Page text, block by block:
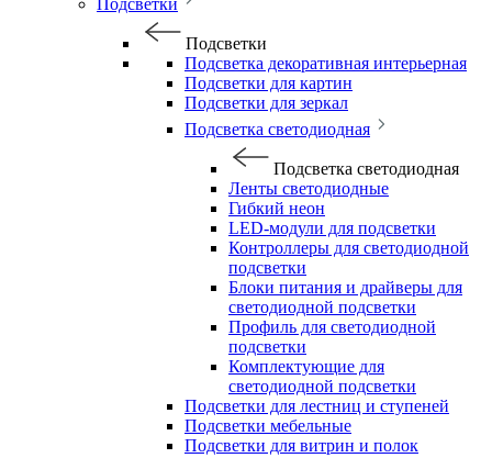
Подсветки
Подсветки
Подсветка декоративная интерьерная
Подсветки для картин
Подсветки для зеркал
Подсветка светодиодная
Подсветка светодиодная
Ленты светодиодные
Гибкий неон
LED-модули для подсветки
Контроллеры для светодиодной
подсветки
Блоки питания и драйверы для
светодиодной подсветки
Профиль для светодиодной
подсветки
Комплектующие для
светодиодной подсветки
Подсветки для лестниц и ступеней
Подсветки мебельные
Подсветки для витрин и полок